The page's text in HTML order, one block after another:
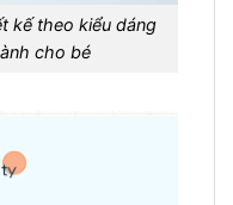
kế theo kiểu dáng
cho bé